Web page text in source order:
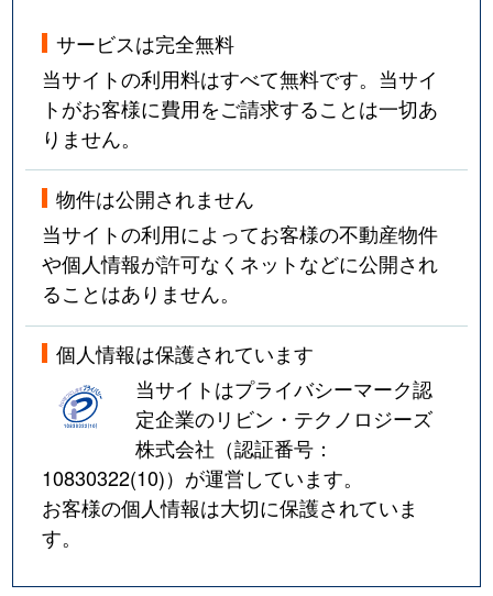
サービスは完全無料
当サイトの利用料はすべて無料です。当サイ
トがお客様に費用をご請求することは一切あ
りません。
物件は公開されません
当サイトの利用によってお客様の不動産物件
や個人情報が許可なくネットなどに公開され
ることはありません。
個人情報は保護されています
当サイトはプライバシーマーク認
定企業のリビン・テクノロジーズ
株式会社（認証番号：
10830322(10)）が運営しています。
お客様の個人情報は大切に保護されていま
す。